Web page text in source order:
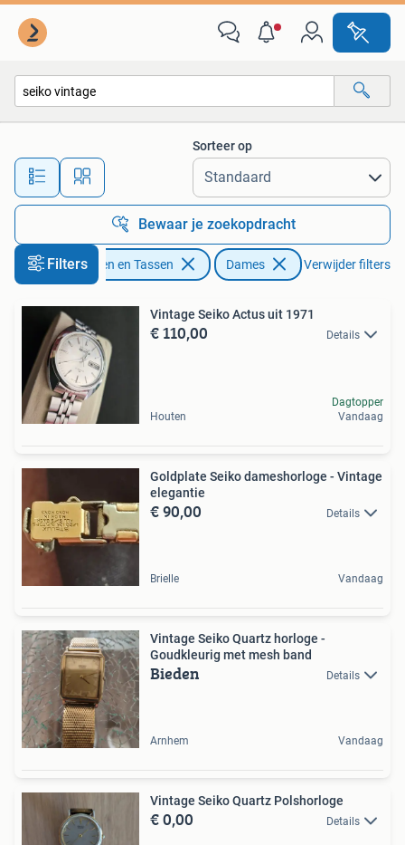
Alle afstanden…
Sorteer op
Bewaar je zoekopdracht
FiltersSieraden en Tassen Dames Verwijder filters
Vintage Seiko Actus uit 1971
€ 110,00 Details
Houten
Dagtopper
Vandaag
Goldplate Seiko dameshorloge - Vintage
elegantie
€ 90,00 Details
Brielle Vandaag
Vintage Seiko Quartz horloge -
Goudkleurig met mesh band
Bieden Details
Arnhem Vandaag
Vintage Seiko Quartz Polshorloge
€ 0,00 Details